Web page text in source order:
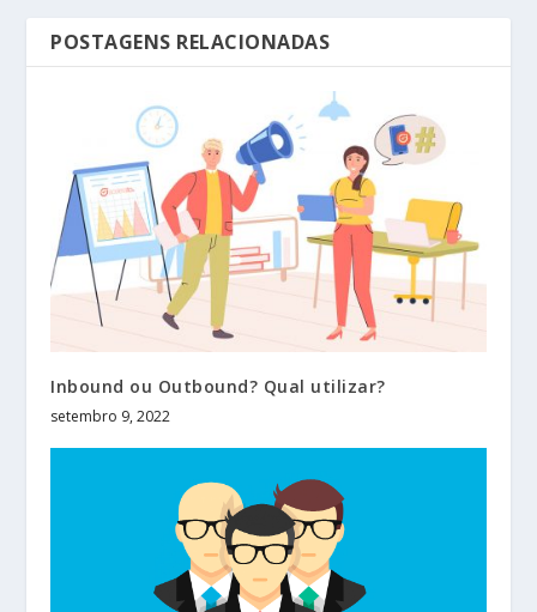
POSTAGENS RELACIONADAS
Inbound ou Outbound? Qual utilizar?
setembro 9, 2022